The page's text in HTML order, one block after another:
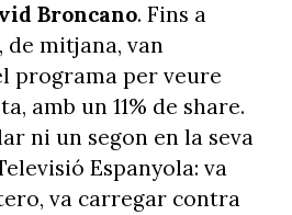
Broncano. Fins a
de mitjana, van
programa per veure
amb un 11% de share.
ni un segon en la seva
Espanyola: va
va carregar contra